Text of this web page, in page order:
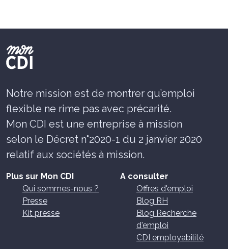
Notre mission est de montrer qu’emploi
flexible ne rime pas avec précarité.
Mon CDI est une entreprise à mission
selon le Décret n°2020-1 du 2 janvier 2020
relatif aux sociétés à mission.
Plus sur Mon CDI
Qui sommes-nous ?
Presse
Kit presse
A consulter
Offres d'emploi
Blog RH
Blog Recherche
d'emploi
CDI employabilité